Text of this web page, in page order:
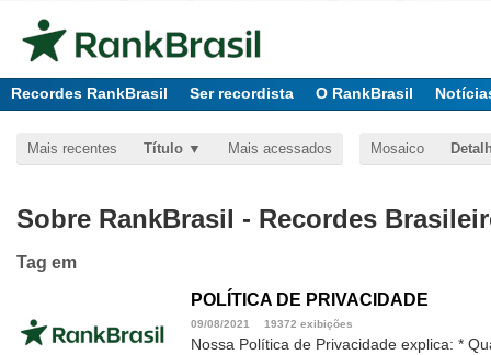
Recordes RankBrasil Ser recordista O RankBrasil
Mais recentes Título Mais acessados Mosaico
Sobre RankBrasil - Recordes
Tag em
POLÍTICA DE PRIVACIDADE
09/08/2021 19372 exibições
Nossa Política de Privacidade explica: *